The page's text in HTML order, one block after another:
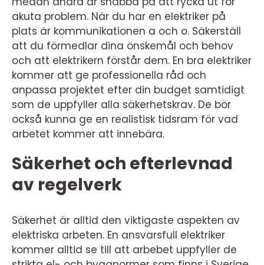
akuta problem. När du har en elektriker på
plats är kommunikationen a och o. Säkerställ
att du förmedlar dina önskemål och behov
och att elektrikern förstår dem. En bra elektriker
kommer att ge professionella råd och
anpassa projektet efter din budget samtidigt
som de uppfyller alla säkerhetskrav. De bör
också kunna ge en realistisk tidsram för vad
arbetet kommer att innebära.
Säkerhet och efterlevnad
av regelverk
Säkerhet är alltid den viktigaste aspekten av
elektriska arbeten. En ansvarsfull elektriker
kommer alltid se till att arbebet uppfyller de